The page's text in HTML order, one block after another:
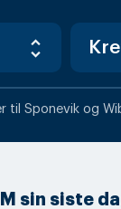
til Sponevik og
sin siste